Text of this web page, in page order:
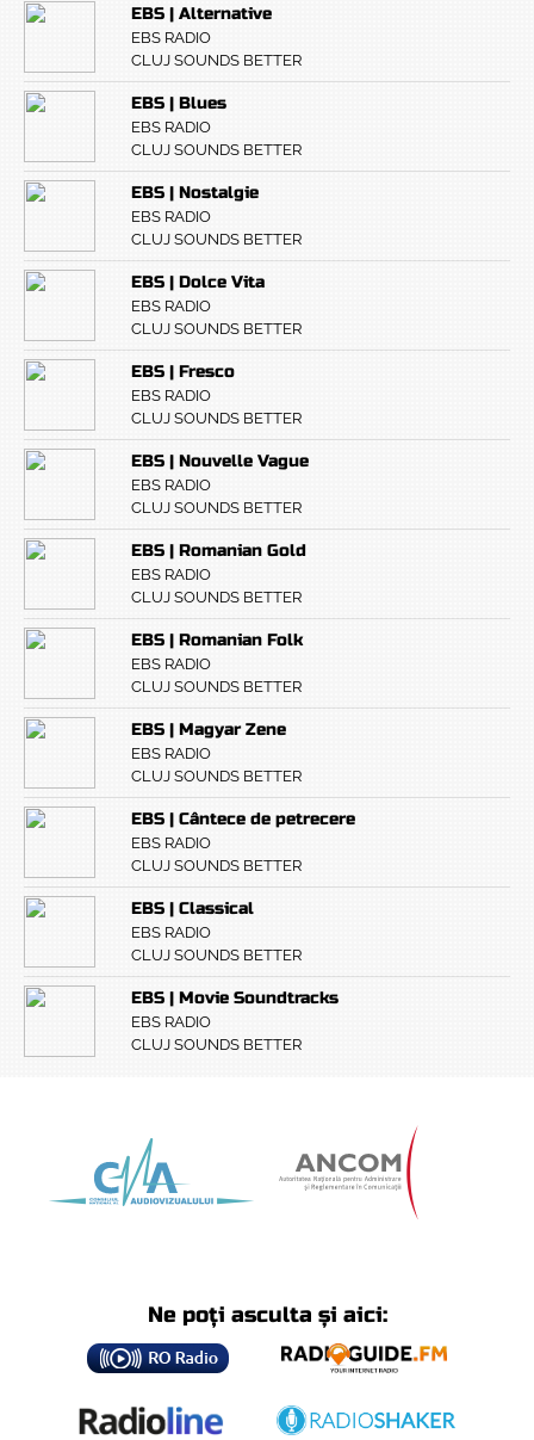
EBS | Alternative
EBS RADIO
CLUJ SOUNDS BETTER
EBS | Blues
EBS RADIO
CLUJ SOUNDS BETTER
EBS | Nostalgie
EBS RADIO
CLUJ SOUNDS BETTER
EBS | Dolce Vita
EBS RADIO
CLUJ SOUNDS BETTER
EBS | Fresco
EBS RADIO
CLUJ SOUNDS BETTER
EBS | Nouvelle Vague
EBS RADIO
CLUJ SOUNDS BETTER
EBS | Romanian Gold
EBS RADIO
CLUJ SOUNDS BETTER
EBS | Romanian Folk
EBS RADIO
CLUJ SOUNDS BETTER
EBS | Magyar Zene
EBS RADIO
CLUJ SOUNDS BETTER
EBS | Cântece de petrecere
EBS RADIO
CLUJ SOUNDS BETTER
EBS | Classical
EBS RADIO
CLUJ SOUNDS BETTER
EBS | Movie Soundtracks
EBS RADIO
CLUJ SOUNDS BETTER
Ne poți asculta și aici: